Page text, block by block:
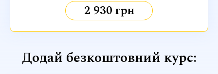
2 930 грн
Додай безкоштовний курс: